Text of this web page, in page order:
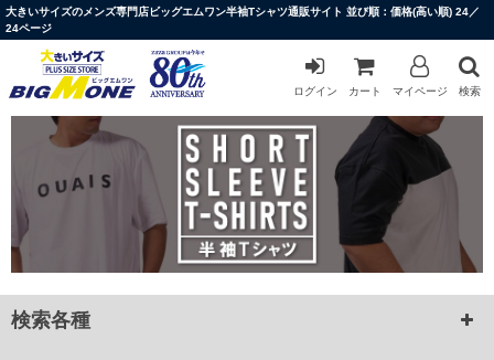
大きいサイズのメンズ専門店ビッグエムワン半袖Tシャツ通販サイト 並び順：価格(高い順) 24／
24ページ
ログイン カート マイページ 検索
検索各種